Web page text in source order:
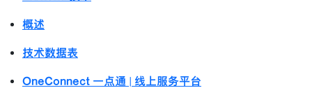
概述
技术数据表
OneConnect 一点通 | 线上服务平台